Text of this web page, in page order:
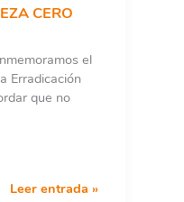
CERO
el
Erradicación
que no
MANIFIESTO
Leer entrada »